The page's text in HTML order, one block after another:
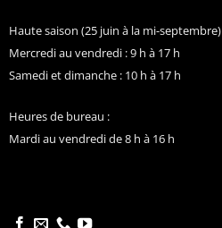
Haute saison (25 juin à la mi-septembre)
Mercredi au vendredi : 9 h à 17 h
Samedi et dimanche : 10 h à 17 h
Heures de bureau :
Mardi au vendredi de 8 h à 16 h